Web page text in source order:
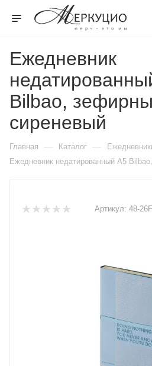
Ежедневник
Bilbao,
сиреневый
Главная — Каталог —
Ежедневник недатированный А5
Артикул: 48-